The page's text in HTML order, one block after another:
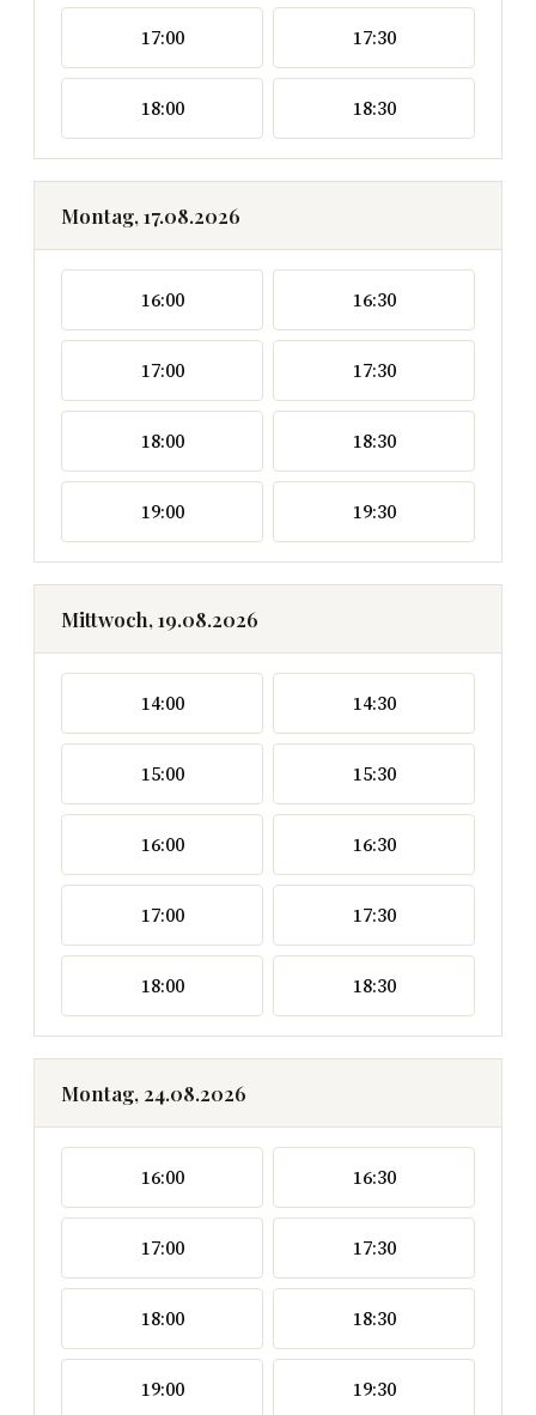
17:00 17:30
18:00 18:30
Montag, 17.08.2026
16:00 16:30
17:00 17:30
18:00 18:30
19:00 19:30
Mittwoch, 19.08.2026
14:00 14:30
15:00 15:30
16:00 16:30
17:00 17:30
18:00 18:30
Montag, 24.08.2026
16:00 16:30
17:00 17:30
18:00 18:30
19:00 19:30